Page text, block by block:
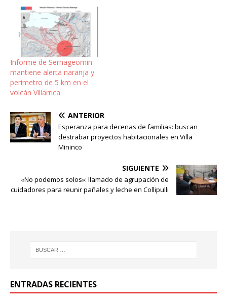
Informe de Sernageomin
mantiene alerta naranja y
perímetro de 5 km en el
volcán Villarrica
ANTERIOR
Esperanza para decenas de familias: buscan
destrabar proyectos habitacionales en Villa
Mininco
SIGUIENTE
«No podemos solos»: llamado de agrupación de
cuidadores para reunir pañales y leche en Collipulli
ENTRADAS RECIENTES